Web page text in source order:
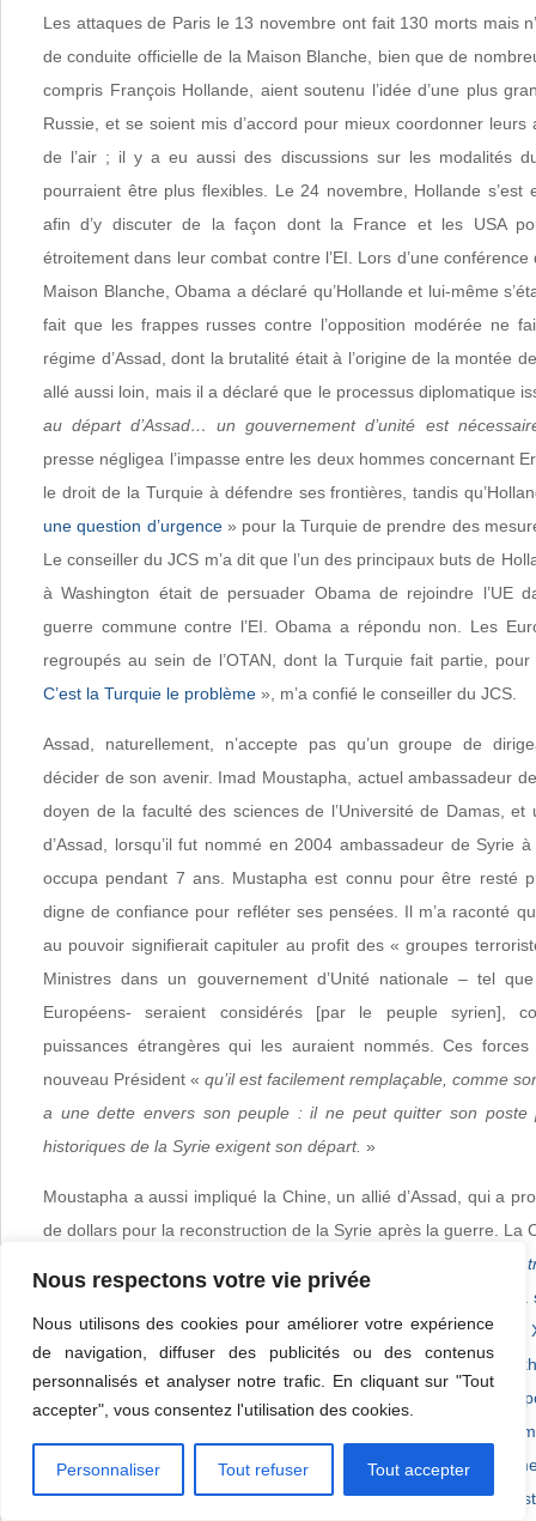
Nous respectons votre vie privée
Nous utilisons des cookies pour améliorer votre expérience
de navigation, diffuser des publicités ou des contenus
personnalisés et analyser notre trafic. En cliquant sur "Tout
accepter", vous consentez l'utilisation des cookies.
Personnaliser Tout refuser Tout accepter
Les attaques de Paris le 13 novembre ont fait 130 morts mais
de conduite officielle de la Maison Blanche, bien que de
compris François Hollande, aient soutenu l’idée d’une plus
Russie, et se soient mis d’accord pour mieux coordonner
de l’air ; il y a eu aussi des discussions sur les modalités
pourraient être plus flexibles. Le 24 novembre, Hollande s’est
afin d’y discuter de la façon dont la France et les USA
étroitement dans leur combat contre l’EI. Lors d’une
Maison Blanche, Obama a déclaré qu’Hollande et lui-même
fait que les frappes russes contre l’opposition modérée ne
régime d’Assad, dont la brutalité était à l’origine de la montée
allé aussi loin, mais il a déclaré que le processus diplomatique
au départ d’Assad… un gouvernement d’unité est
presse négligea l’impasse entre les deux hommes concernant
le droit de la Turquie à défendre ses frontières, tandis
une question d’urgence » pour la Turquie de prendre des
Le conseiller du JCS m’a dit que l’un des principaux buts de
à Washington était de persuader Obama de rejoindre l’UE
guerre commune contre l’EI. Obama a répondu non. Les
regroupés au sein de l’OTAN, dont la Turquie fait partie,
C’est la Turquie le problème », m’a confié le conseiller du JCS.
Assad, naturellement, n’accepte pas qu’un groupe de
décider de son avenir. Imad Moustapha, actuel ambassadeur
doyen de la faculté des sciences de l’Université de Damas, et
d’Assad, lorsqu’il fut nommé en 2004 ambassadeur de Syrie à
occupa pendant 7 ans. Mustapha est connu pour être resté
digne de confiance pour refléter ses pensées. Il m’a raconté
au pouvoir signifierait capituler au profit des « groupes
Ministres dans un gouvernement d’Unité nationale – tel
Européens- seraient considérés [par le peuple syrien],
puissances étrangères qui les auraient nommés. Ces
nouveau Président « qu’il est facilement remplaçable, comme
a une dette envers son peuple : il ne peut quitter son poste
historiques de la Syrie exigent son départ. »
Moustapha a aussi impliqué la Chine, un allié d’Assad, qui a
de dollars pour la reconstruction de la Syrie après la guerre. La
La Chine apprécie la situation
droit international et la légitimité, le positionnement global de
des djihadistes Ouighours de la province extrême orientale du
frontalier avec 8 nations – la Mongolie, la Russie, le
Tajikistan, l’Afghanistan, le Pakistan et l’Inde – et, selon le
servent de porte d’entrée au terrorisme en provenance du
même du pays. De nombreux combattants Ouighours
pour être des membres du Mouvement Islamique de